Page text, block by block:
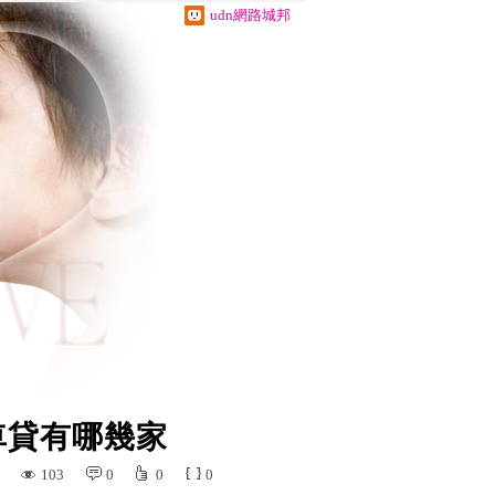
udn網路城邦
有哪幾家
103 0 0 0